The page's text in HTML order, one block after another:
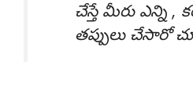
చేస్తే మీరు ఎన్ని ,
తప్పులు చేసారో